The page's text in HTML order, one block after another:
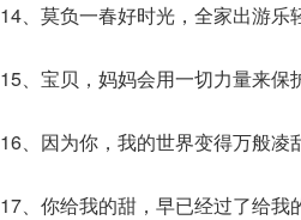
14、莫负一春好时光，全家出游乐
15、宝贝，妈妈会用一切力量来
16、因为你，我的世界变得万般凌
17、你给我的甜，早已经过了给我